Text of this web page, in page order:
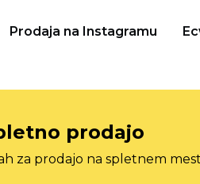
Prodaja na Instagramu
prodajo
za prodajo na spletnem